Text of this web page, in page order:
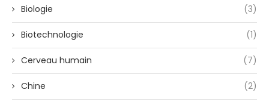
Biologie (3)
Biotechnologie (1)
Cerveau humain (7)
Chine (2)